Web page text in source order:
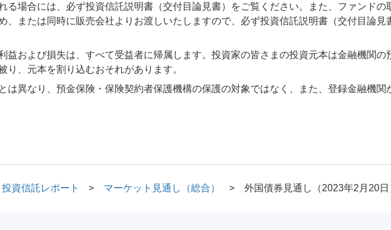
る場合には、必ず投資信託説明書（交付目論見書）をご覧ください。また、ファンド
、または同時に販売会社よりお渡しいたしますので、必ず投資信託説明書（交付目論
益および損失は、すべて受益者に帰属します。投資家の皆さまの投資元本は金融機関
り、元本を割り込むおそれがあります。
は異なり、預金保険・保険契約者保護機構の保護の対象ではなく、また、登録金融機
資信託レポート マーケット見通し（総合） 外国債券見通し（2023年2月20日